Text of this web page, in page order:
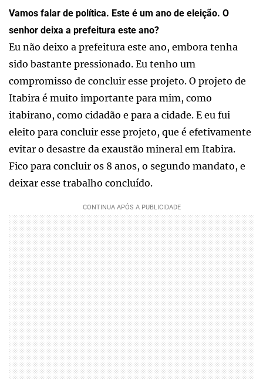
Vamos falar de política. Este é um ano de eleição. O
senhor deixa a prefeitura este ano?
Eu não deixo a prefeitura este ano, embora tenha
sido bastante pressionado. Eu tenho um
compromisso de concluir esse projeto. O projeto de
Itabira é muito importante para mim, como
itabirano, como cidadão e para a cidade. E eu fui
eleito para concluir esse projeto, que é efetivamente
evitar o desastre da exaustão mineral em Itabira.
Fico para concluir os 8 anos, o segundo mandato, e
deixar esse trabalho concluído.